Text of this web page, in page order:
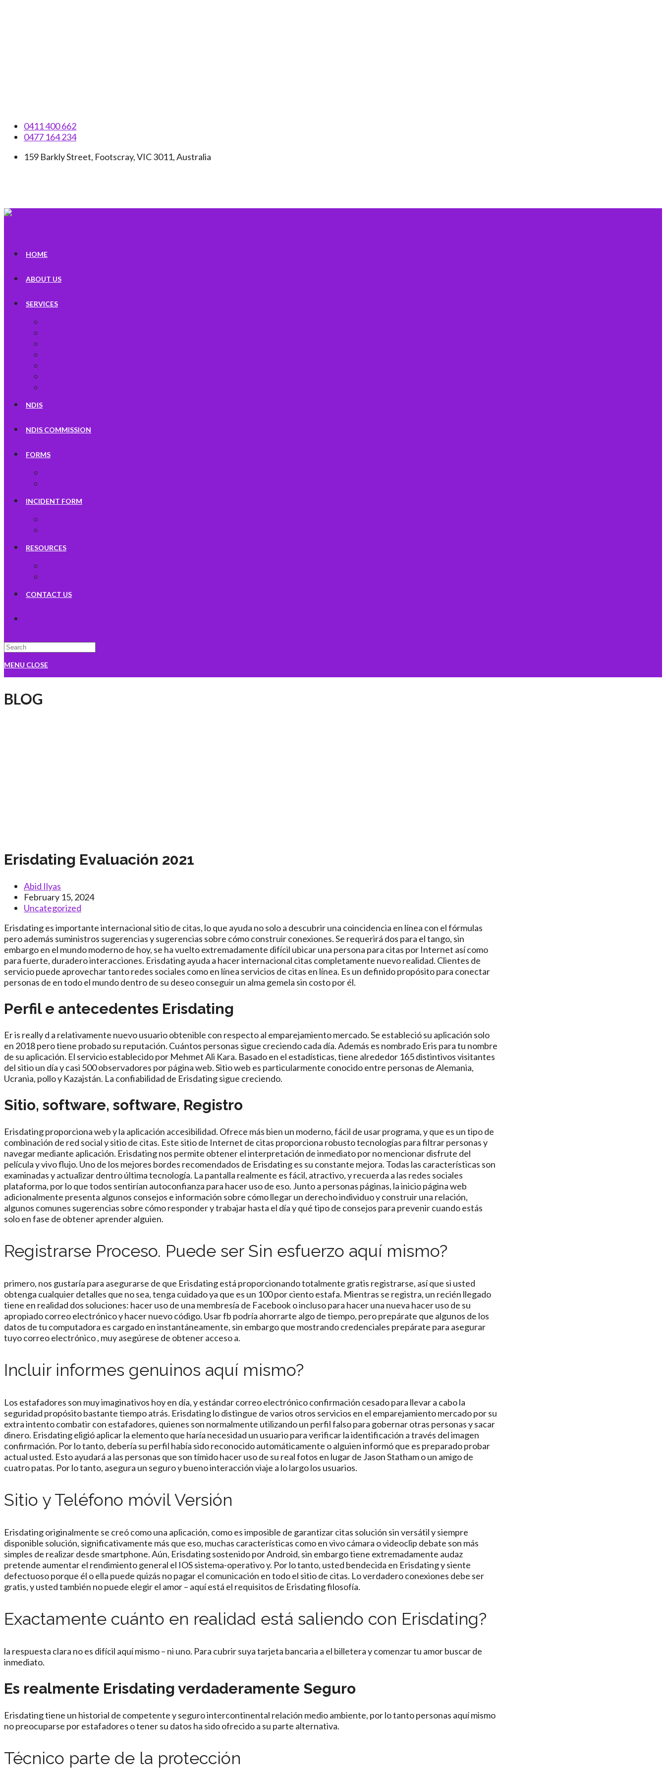
0411 400 662
0477 164 234
159 Barkly Street, Footscray, VIC 3011, Australia
HOME
ABOUT US
SERVICES
NDIS
NDIS COMMISSION
FORMS
INCIDENT FORM
RESOURCES
CONTACT US
WEBSITE
SEARCH
MENU CLOSE
BLOG
Erisdating Evaluación 2021
Post
author:
Abid Ilyas
Post
published:
February 15, 2024
Post
Uncategorized
Erisdating es importante internacional sitio de citas, lo que ayuda no solo a descubrir una coincidencia en línea con el fórmulas
pero además suministros sugerencias y sugerencias sobre cómo construir conexiones. Se requerirá dos para el tango, sin
embargo en el mundo moderno de hoy, se ha vuelto extremadamente difícil ubicar una persona para citas por Internet así como
para fuerte, duradero interacciones. Erisdating ayuda a hacer internacional citas completamente nuevo realidad. Clientes de
servicio puede aprovechar tanto redes sociales como en línea servicios de citas en línea. Es un definido propósito para conectar
personas de en todo el mundo dentro de su deseo conseguir un alma gemela sin costo por él.
Perfil e antecedentes Erisdating
Er is really d a relativamente nuevo usuario obtenible con respecto al emparejamiento mercado. Se estableció su aplicación solo
en 2018 pero tiene probado su reputación. Cuántos personas sigue creciendo cada día. Además es nombrado Eris para tu nombre
de su aplicación. El servicio establecido por Mehmet Ali Kara. Basado en el estadísticas, tiene alrededor 165 distintivos visitantes
del sitio un día y casi 500 observadores por página web. Sitio web es particularmente conocido entre personas de Alemania,
Ucrania, pollo y Kazajstán. La confiabilidad de Erisdating sigue creciendo.
Sitio, software, software, Registro
Erisdating proporciona web y la aplicación accesibilidad. Ofrece más bien un moderno, fácil de usar programa, y que es un tipo de
combinación de red social y sitio de citas. Este sitio de Internet de citas proporciona robusto tecnologías para filtrar personas y
navegar mediante aplicación. Erisdating nos permite obtener el interpretación de inmediato por no mencionar disfrute del
película y vivo flujo. Uno de los mejores bordes recomendados de Erisdating es su constante mejora. Todas las características son
examinadas y actualizar dentro última tecnología. La pantalla realmente es fácil, atractivo, y recuerda a las redes sociales
plataforma, por lo que todos sentirían autoconfianza para hacer uso de eso. Junto a personas páginas, la inicio página web
adicionalmente presenta algunos consejos e información sobre cómo llegar un derecho individuo y construir una relación,
algunos comunes sugerencias sobre cómo responder y trabajar hasta el día y qué tipo de consejos para prevenir cuando estás
solo en fase de obtener aprender alguien.
Registrarse Proceso. Puede ser Sin esfuerzo aquí mismo?
primero, nos gustaría para asegurarse de que Erisdating está proporcionando totalmente gratis registrarse, así que si usted
obtenga cualquier detalles que no sea, tenga cuidado ya que es un 100 por ciento estafa. Mientras se registra, un recién llegado
tiene en realidad dos soluciones: hacer uso de una membresía de Facebook o incluso para hacer una nueva hacer uso de su
apropiado correo electrónico y hacer nuevo código. Usar fb podría ahorrarte algo de tiempo, pero prepárate que algunos de los
datos de tu computadora es cargado en instantáneamente, sin embargo que mostrando credenciales prepárate para asegurar
tuyo correo electrónico , muy asegúrese de obtener acceso a.
Incluir informes genuinos aquí mismo?
Los estafadores son muy imaginativos hoy en día, y estándar correo electrónico confirmación cesado para llevar a cabo la
seguridad propósito bastante tiempo atrás. Erisdating lo distingue de varios otros servicios en el emparejamiento mercado por su
extra intento combatir con estafadores, quienes son normalmente utilizando un perfil falso para gobernar otras personas y sacar
dinero. Erisdating eligió aplicar la elemento que haría necesidad un usuario para verificar la identificación a través del imagen
confirmación. Por lo tanto, debería su perfil había sido reconocido automáticamente o alguien informó que es preparado probar
actual usted. Esto ayudará a las personas que son tímido hacer uso de su real fotos en lugar de Jason Statham o un amigo de
cuatro patas. Por lo tanto, asegura un seguro y bueno interacción viaje a lo largo los usuarios.
Sitio y Teléfono móvil Versión
Erisdating originalmente se creó como una aplicación, como es imposible de garantizar citas solución sin versátil y siempre
disponible solución, significativamente más que eso, muchas características como en vivo cámara o videoclip debate son más
simples de realizar desde smartphone. Aún, Erisdating sostenido por Android, sin embargo tiene extremadamente audaz
pretende aumentar el rendimiento general el IOS sistema-operativo y. Por lo tanto, usted bendecida en Erisdating y siente
defectuoso porque él o ella puede quizás no pagar el comunicación en todo el sitio de citas. Lo verdadero conexiones debe ser
gratis, y usted también no puede elegir el amor – aquí está el requisitos de Erisdating filosofía.
Exactamente cuánto en realidad está saliendo con Erisdating?
la respuesta clara no es difícil aquí mismo – ni uno. Para cubrir suya tarjeta bancaria a el billetera y comenzar tu amor buscar de
inmediato.
Es realmente Erisdating verdaderamente Seguro
Erisdating tiene un historial de competente y seguro intercontinental relación medio ambiente, por lo tanto personas aquí mismo
no preocuparse por estafadores o tener su datos ha sido ofrecido a su parte alternativa.
Técnico parte de la protección